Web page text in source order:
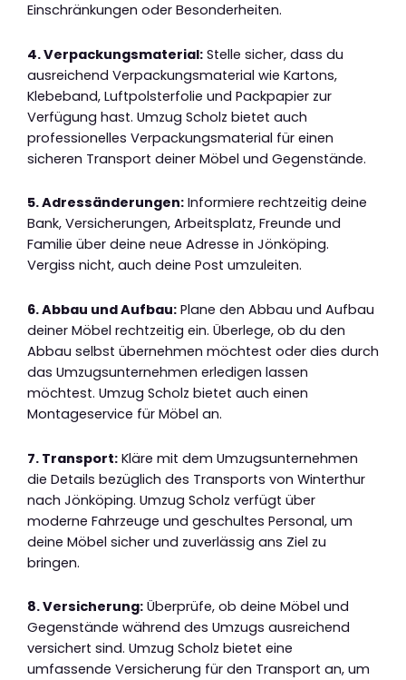
Einschränkungen oder Besonderheiten.
4. Verpackungsmaterial: Stelle sicher, dass du
ausreichend Verpackungsmaterial wie Kartons,
Klebeband, Luftpolsterfolie und Packpapier zur
Verfügung hast. Umzug Scholz bietet auch
professionelles Verpackungsmaterial für einen
sicheren Transport deiner Möbel und Gegenstände.
5. Adressänderungen: Informiere rechtzeitig deine
Bank, Versicherungen, Arbeitsplatz, Freunde und
Familie über deine neue Adresse in Jönköping.
Vergiss nicht, auch deine Post umzuleiten.
6. Abbau und Aufbau: Plane den Abbau und Aufbau
deiner Möbel rechtzeitig ein. Überlege, ob du den
Abbau selbst übernehmen möchtest oder dies durch
das Umzugsunternehmen erledigen lassen
möchtest. Umzug Scholz bietet auch einen
Montageservice für Möbel an.
7. Transport: Kläre mit dem Umzugsunternehmen
die Details bezüglich des Transports von Winterthur
nach Jönköping. Umzug Scholz verfügt über
moderne Fahrzeuge und geschultes Personal, um
deine Möbel sicher und zuverlässig ans Ziel zu
bringen.
8. Versicherung: Überprüfe, ob deine Möbel und
Gegenstände während des Umzugs ausreichend
versichert sind. Umzug Scholz bietet eine
umfassende Versicherung für den Transport an, um